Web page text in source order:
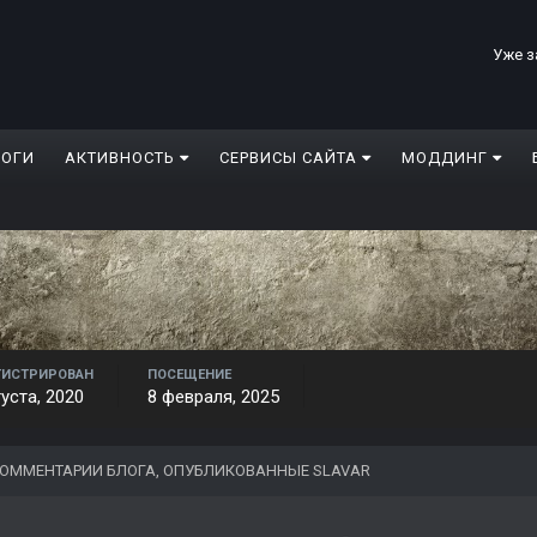
Уже
АКТИВНОСТЬ СЕРВИСЫ САЙТА МОДДИНГ
2020
ПОСЕЩЕНИЕ
8 февраля, 2025
БЛОГА, ОПУБЛИКОВАННЫЕ SLAVAR